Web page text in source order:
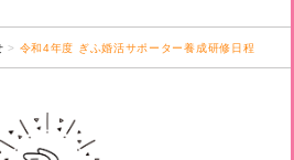
令和4年度 ぎふ婚活サポーター養成研修日程